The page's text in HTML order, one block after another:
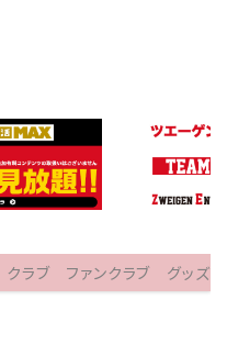
クラブ ファンクラブ グッズ